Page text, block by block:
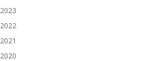
2023
2022
2021
2020